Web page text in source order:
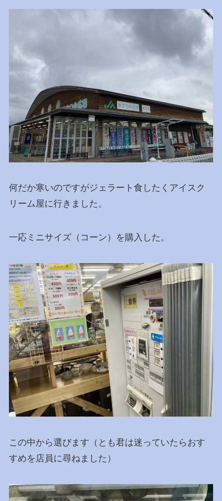
何だか寒いのですがジェラート食したくアイスク
リーム屋に行きました。
一応ミニサイズ（コーン）を購入した。
この中から選びます（とも君は迷っていたらおす
すめを店員に尋ねました）